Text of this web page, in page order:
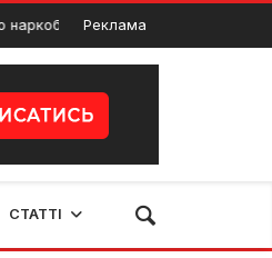
16 Травня, 2024
Реклама
СТАТТІ